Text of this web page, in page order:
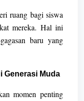
ruang bagi siswa
mereka. Hal ini
baru yang
Generasi Muda
momen penting